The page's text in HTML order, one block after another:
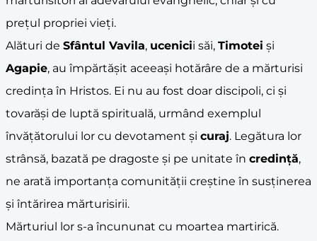
prețul propriei vieți.
Alături de Sfântul Vavila, ucenicii săi, Timotei și
Agapie, au împărtășit aceeași hotărâre de a mărturisi
credința în Hristos. Ei nu au fost doar discipoli, ci și
tovarăși de luptă spirituală, urmând exemplul
învățătorului lor cu devotament și curaj. Legătura lor
strânsă, bazată pe dragoste și pe unitate în credință,
ne arată importanța comunității creștine în susținerea
și întărirea mărturisirii.
Mărturiul lor s-a încununat cu moartea martirică.